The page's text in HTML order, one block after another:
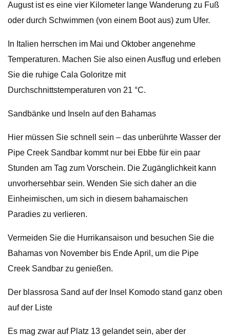
August ist es eine vier Kilometer lange Wanderung zu Fuß
oder durch Schwimmen (von einem Boot aus) zum Ufer.
In Italien herrschen im Mai und Oktober angenehme
Temperaturen. Machen Sie also einen Ausflug und erleben
Sie die ruhige Cala Goloritze mit
Durchschnittstemperaturen von 21 °C.
Sandbänke und Inseln auf den Bahamas
Hier müssen Sie schnell sein – das unberührte Wasser der
Pipe Creek Sandbar kommt nur bei Ebbe für ein paar
Stunden am Tag zum Vorschein. Die Zugänglichkeit kann
unvorhersehbar sein. Wenden Sie sich daher an die
Einheimischen, um sich in diesem bahamaischen
Paradies zu verlieren.
Vermeiden Sie die Hurrikansaison und besuchen Sie die
Bahamas von November bis Ende April, um die Pipe
Creek Sandbar zu genießen.
Der blassrosa Sand auf der Insel Komodo stand ganz oben
auf der Liste
Es mag zwar auf Platz 13 gelandet sein, aber der